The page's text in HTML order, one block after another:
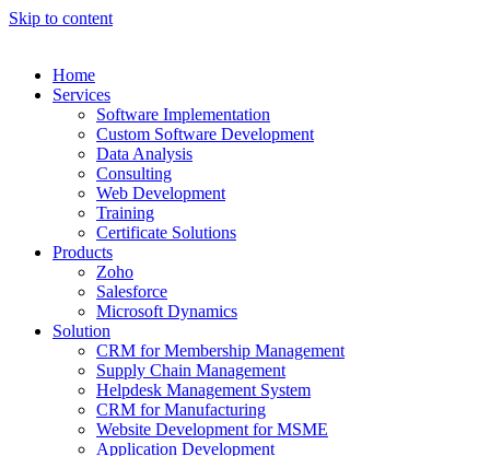
Skip to content
Home
Services
Software Implementation
Custom Software Development
Data Analysis
Consulting
Web Development
Training
Certificate Solutions
Products
Zoho
Salesforce
Microsoft Dynamics
Solution
CRM for Membership Management
Supply Chain Management
Helpdesk Management System
CRM for Manufacturing
Website Development for MSME
Application Development